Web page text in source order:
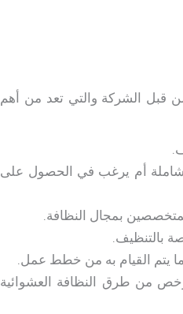
قبل الشركة والتي تعد من أهم
أم يرغب في الحصول على
بمجال النظافة.
بالتنظيف.
يتم القيام به من خطط عمل.
من طرق النظافة العشوائية